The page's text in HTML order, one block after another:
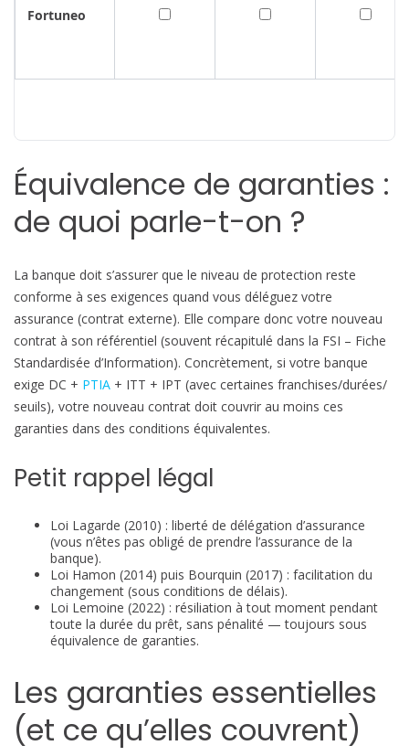
Fortuneo
Équivalence de garanties :
de quoi parle-t-on ?
La banque doit s’assurer que le niveau de protection reste
conforme à ses exigences quand vous déléguez votre
assurance (contrat externe). Elle compare donc votre nouveau
contrat à son référentiel (souvent récapitulé dans la FSI – Fiche
Standardisée d’Information). Concrètement, si votre banque
exige DC + PTIA + ITT + IPT (avec certaines franchises/durées/
seuils), votre nouveau contrat doit couvrir au moins ces
garanties dans des conditions équivalentes.
Petit rappel légal
Loi Lagarde (2010) : liberté de délégation d’assurance
(vous n’êtes pas obligé de prendre l’assurance de la
banque).
Loi Hamon (2014) puis Bourquin (2017) : facilitation du
changement (sous conditions de délais).
Loi Lemoine (2022) : résiliation à tout moment pendant
toute la durée du prêt, sans pénalité — toujours sous
équivalence de garanties.
Les garanties essentielles
(et ce qu’elles couvrent)